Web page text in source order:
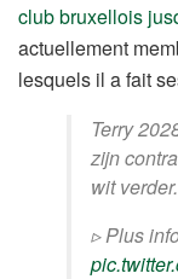
club bruxellois
actuellement
lesquels il a fait
Terry
zijn
wit verder.
▹ Plus